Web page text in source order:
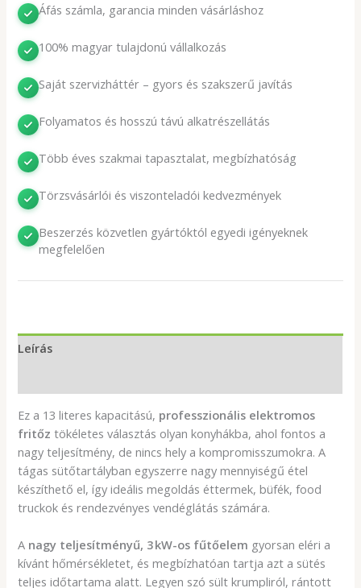
Áfás számla, garancia minden vásárláshoz
100% magyar tulajdonú vállalkozás
Saját szervizháttér – gyors és szakszerű javítás
Folyamatos és hosszú távú alkatrészellátás
Több éves szakmai tapasztalat, megbízhatóság
Törzsvásárlói és viszonteladói kedvezmények
Beszerzés közvetlen gyártóktól egyedi igényeknek
megfelelően
Leírás
Ez a 13 literes kapacitású, professzionális elektromos
fritőz tökéletes választás olyan konyhákba, ahol fontos a
nagy teljesítmény, de nincs hely a kompromisszumokra. A
tágas sütőtartályban egyszerre nagy mennyiségű étel
készíthető el, így ideális megoldás éttermek, büfék, food
truckok és rendezvényes vendéglátás számára.
A nagy teljesítményű, 3 kW-os fűtőelem gyorsan eléri a
kívánt hőmérsékletet, és megbízhatóan tartja azt a sütés
teljes időtartama alatt. Legyen szó sült krumpliról, rántott